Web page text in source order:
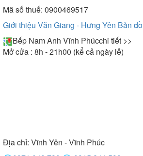
Mã số thuế: 0900469517
Giới thiệu Văn Giang - Hưng Yên Bản đồ
Bếp Nam Anh Vĩnh Phúcchi tiết >>
Mở cửa : 8h - 21h00 (kể cả ngày lễ)
Địa chỉ: Vĩnh Yên - Vĩnh Phúc